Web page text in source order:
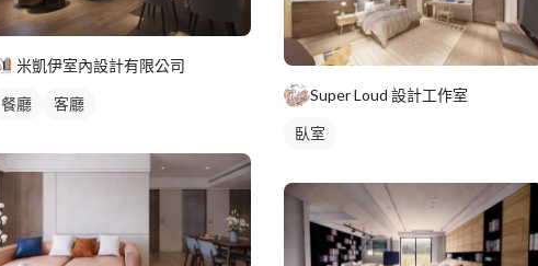
米凱伊室內設計有限公司
餐廳 客廳 Super Loud 設計工作室
臥室